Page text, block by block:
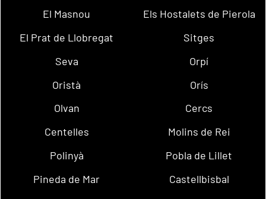
El Masnou
Els Hostalets de Pierola
El Prat de Llobregat
Sitges
Seva
Orpí
Oristà
Orís
Olvan
Cercs
Centelles
Molins de Rei
Polinyà
Pobla de Lillet
Pineda de Mar
Castellbisbal